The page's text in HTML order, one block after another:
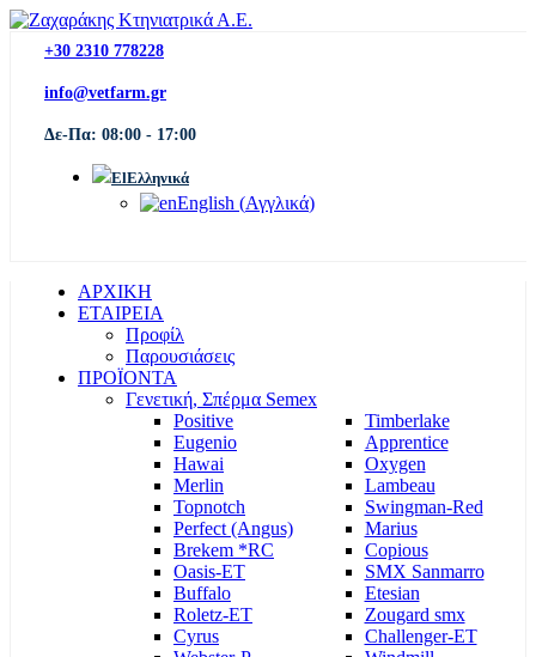
+30 2310 778228
info@vetfarm.gr
Δε-Πα: 08:00 - 17:00
Ελληνικά
English (Αγγλικά)
ΑΡΧΙΚΗ
ΕΤΑΙΡΕΙΑ
Προφίλ
Παρουσιάσεις
ΠΡΟΪΟΝΤΑ
Γενετική, Σπέρμα Semex
Positive
Eugenio
Hawai
Merlin
Topnotch
Perfect (Angus)
Brekem *RC
Oasis-ET
Buffalo
Roletz-ET
Cyrus
Timberlake
Apprentice
Oxygen
Lambeau
Swingman-Red
Marius
Copious
SMX Sanmarro
Etesian
Zougard smx
Challenger-ET